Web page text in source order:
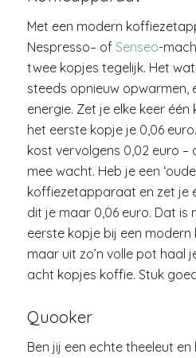
Met een modern
Nespresso– of Senseo-
twee kopjes tegelijk. Het
steeds opnieuw opwarmen,
energie. Zet je elke keer
het eerste kopje je 0,06
kost vervolgens 0,02 euro –
mee wacht. Heb je een
koffiezetapparaat en zet je
dit je maar 0,06 euro. Dat is
eerste kopje bij een
maar uit zo’n volle pot haal
acht kopjes koffie. Stuk
Quooker
Ben jij een echte theeleut en